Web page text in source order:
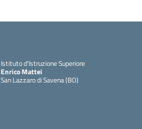
Istituto d'Istruzione Superiore
Enrico Mattei
San Lazzaro di Savena (BO)